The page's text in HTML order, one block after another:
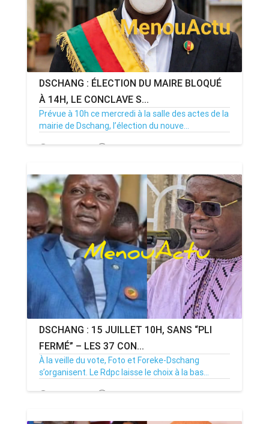
DSCHANG : ÉLECTION DU MAIRE BLOQUÉ
À 14H, LE CONCLAVE S...
Prévue à 10h ce mercredi à la salle des actes de la
mairie de Dschang, l’élection du nouve...
15/07/26 Par MenouActu 0
DSCHANG : 15 JUILLET 10H, SANS “PLI
FERMÉ” – LES 37 CON...
À la veille du vote, Foto et Foreke-Dschang
s’organisent. Le Rdpc laisse le choix à la bas...
14/07/26 Par MenouActu 0